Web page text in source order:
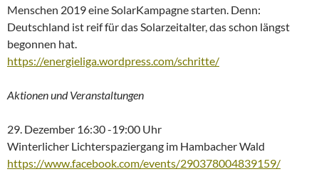
Menschen 2019 eine SolarKampagne starten. Denn:
Deutschland ist reif für das Solarzeitalter, das schon längst
begonnen hat.
https://energieliga.wordpress.com/schritte/
Aktionen und Veranstaltungen
29. Dezember 16:30 -19:00 Uhr
Winterlicher Lichterspaziergang im Hambacher Wald
https://www.facebook.com/events/290378004839159/